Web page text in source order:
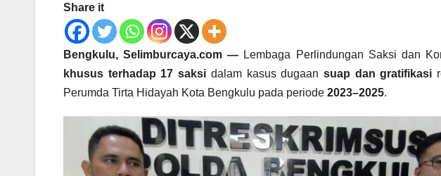
Share it
Bengkulu, Selimburcaya.com — Lembaga Perlindungan Saksi dan
khusus terhadap 17 saksi dalam kasus dugaan suap dan gratifikasi
Perumda Tirta Hidayah Kota Bengkulu pada periode 2023–2025.